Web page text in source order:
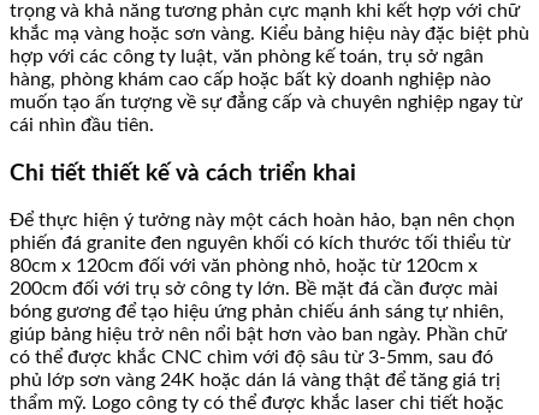
trọng và khả năng tương phản cực mạnh khi kết hợp với chữ
khắc mạ vàng hoặc sơn vàng. Kiểu bảng hiệu này đặc biệt phù
hợp với các công ty luật, văn phòng kế toán, trụ sở ngân
hàng, phòng khám cao cấp hoặc bất kỳ doanh nghiệp nào
muốn tạo ấn tượng về sự đẳng cấp và chuyên nghiệp ngay từ
cái nhìn đầu tiên.
Chi tiết thiết kế và cách triển khai
Để thực hiện ý tưởng này một cách hoàn hảo, bạn nên chọn
phiến đá granite đen nguyên khối có kích thước tối thiểu từ
80cm x 120cm đối với văn phòng nhỏ, hoặc từ 120cm x
200cm đối với trụ sở công ty lớn. Bề mặt đá cần được mài
bóng gương để tạo hiệu ứng phản chiếu ánh sáng tự nhiên,
giúp bảng hiệu trở nên nổi bật hơn vào ban ngày. Phần chữ
có thể được khắc CNC chìm với độ sâu từ 3-5mm, sau đó
phủ lớp sơn vàng 24K hoặc dán lá vàng thật để tăng giá trị
thẩm mỹ. Logo công ty có thể được khắc laser chi tiết hoặc